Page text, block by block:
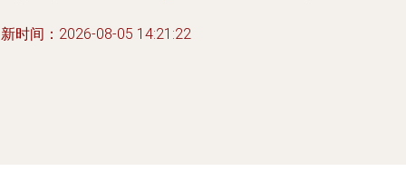
时间：2026-08-05 14:21:22